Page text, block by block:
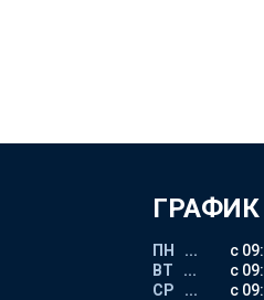
ПН ...
с
ВТ ...
с
СР ...
с